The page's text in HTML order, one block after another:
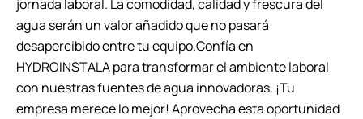
jornada laboral. La comodidad, calidad y frescura del
agua serán un valor añadido que no pasará
desapercibido entre tu equipo.Confía en
HYDROINSTALA para transformar el ambiente laboral
con nuestras fuentes de agua innovadoras. ¡Tu
empresa merece lo mejor! Aprovecha esta oportunidad